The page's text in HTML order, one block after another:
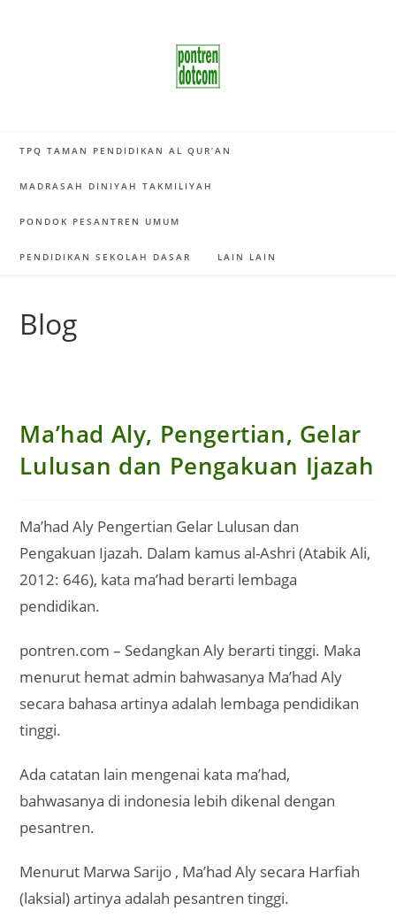
TPQ TAMAN PENDIDIKAN AL QUR’AN
MADRASAH DINIYAH TAKMILIYAH
PONDOK PESANTREN UMUM
PENDIDIKAN SEKOLAH DASAR LAIN LAIN
Blog
Ma’had Aly, Pengertian, Gelar
Lulusan dan Pengakuan Ijazah
Ma’had Aly Pengertian Gelar Lulusan dan
Pengakuan Ijazah. Dalam kamus al-Ashri (Atabik Ali,
2012: 646), kata ma’had berarti lembaga
pendidikan.
pontren.com – Sedangkan Aly berarti tinggi. Maka
menurut hemat admin bahwasanya Ma’had Aly
secara bahasa artinya adalah lembaga pendidikan
tinggi.
Ada catatan lain mengenai kata ma’had,
bahwasanya di indonesia lebih dikenal dengan
pesantren.
Menurut Marwa Sarijo , Ma’had Aly secara Harfiah
(laksial) artinya adalah pesantren tinggi.